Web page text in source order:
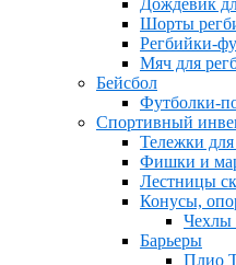
Шорты
Регбийки-
Мяч для
Бейсбол
Футболки-
Спортивный
Тележки
Фишки и
Лестницы
Конусы,
Чехлы
Барьеры
Плио